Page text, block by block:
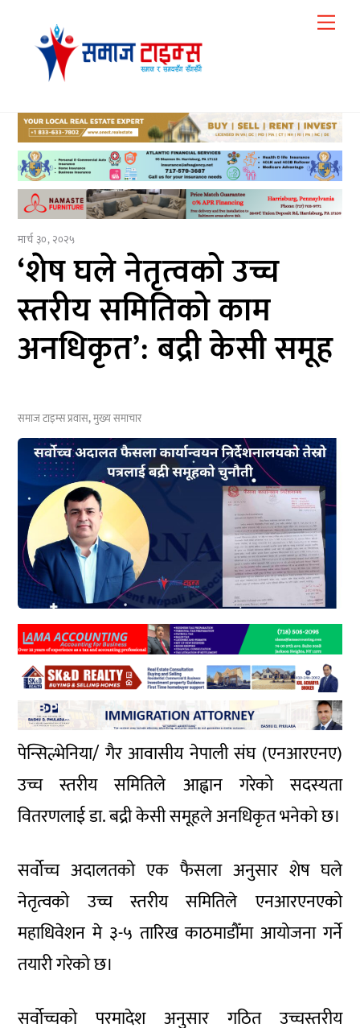
content
मार्च ३०, २०२५
‘शेष घले नेतृत्वको उच्च
स्तरीय समितिको काम
अनधिकृत’: बद्री केसी समूह
समाज टाइम्सप्रवास,मुख्य समाचार
पेन्सिल्भेनिया/ गैर आवासीय नेपाली संघ (एनआरएनए)
उच्च स्तरीय समितिले आह्वान गरेको सदस्यता
वितरणलाई डा. बद्री केसी समूहले अनधिकृत भनेको छ।
सर्वोच्च अदालतको एक फैसला अनुसार शेष घले
नेतृत्वको उच्च स्तरीय समितिले एनआरएनएको
महाधिवेशन मे ३-५ तारिख काठमाडौँमा आयोजना गर्ने
तयारी गरेको छ।
सर्वोच्चको परमादेश अनुसार गठित उच्चस्तरीय